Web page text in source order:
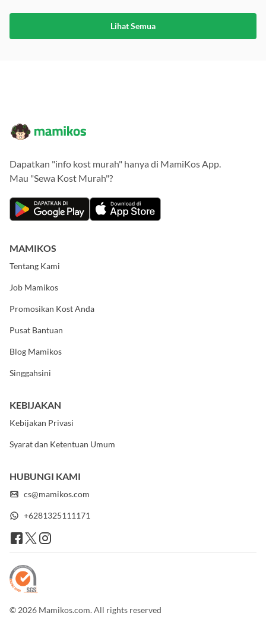
Lihat Semua
Dapatkan "info kost murah" hanya di MamiKos App.
Mau "Sewa Kost Murah"?
MAMIKOS
Tentang Kami
Job Mamikos
Promosikan Kost Anda
Pusat Bantuan
Blog Mamikos
Singgahsini
KEBIJAKAN
Kebijakan Privasi
Syarat dan Ketentuan Umum
HUBUNGI KAMI
cs@mamikos.com
+6281325111171
© 2026 Mamikos.com. All rights reserved